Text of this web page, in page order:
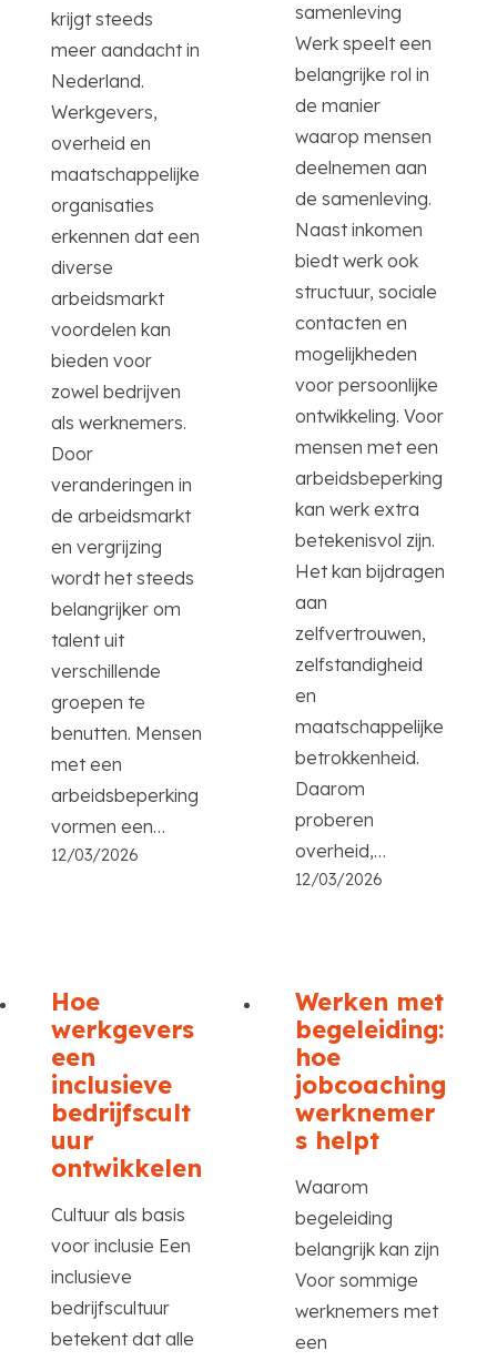
krijgt steeds
meer aandacht in
Nederland.
Werkgevers,
overheid en
maatschappelijke
organisaties
erkennen dat een
diverse
arbeidsmarkt
voordelen kan
bieden voor
zowel bedrijven
als werknemers.
Door
veranderingen in
de arbeidsmarkt
en vergrijzing
wordt het steeds
belangrijker om
talent uit
verschillende
groepen te
benutten. Mensen
met een
arbeidsbeperking
vormen een…
12/03/2026
samenleving
Werk speelt een
belangrijke rol in
de manier
waarop mensen
deelnemen aan
de samenleving.
Naast inkomen
biedt werk ook
structuur, sociale
contacten en
mogelijkheden
voor persoonlijke
ontwikkeling. Voor
mensen met een
arbeidsbeperking
kan werk extra
betekenisvol zijn.
Het kan bijdragen
aan
zelfvertrouwen,
zelfstandigheid
en
maatschappelijke
betrokkenheid.
Daarom
proberen
overheid,…
12/03/2026
Hoe
werkgevers
een
inclusieve
bedrijfscult
uur
ontwikkelen
Cultuur als basis
voor inclusie Een
inclusieve
bedrijfscultuur
betekent dat alle
Werken met
begeleiding:
hoe
jobcoaching
werknemer
s helpt
Waarom
begeleiding
belangrijk kan zijn
Voor sommige
werknemers met
een